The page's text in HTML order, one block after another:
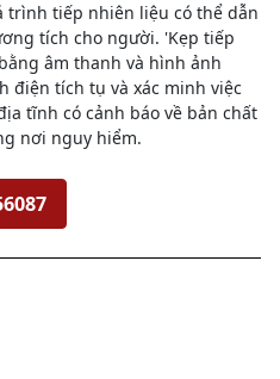
tiếp nhiên liệu có thể dẫn
tích cho người. 'Kẹp tiếp
âm thanh và hình ảnh
điện tích tụ và xác minh việc
tĩnh có cảnh báo về bản chất
nơi nguy hiểm.